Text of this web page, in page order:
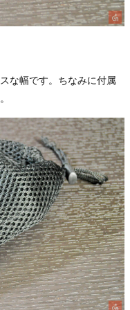
な幅です。ちなみに付属